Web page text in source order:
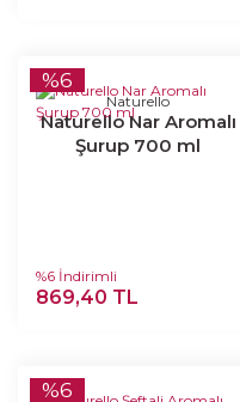
%6
Naturello
Naturello Nar Aromalı
Şurup 700 ml
%6 İndirimli
869,40 TL
%6